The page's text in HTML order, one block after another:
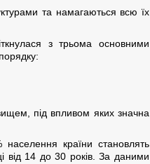
та намагаються всю їх
з трьома основними
під впливом яких значна
населення країни становлять
від 14 до 30 років. За даними